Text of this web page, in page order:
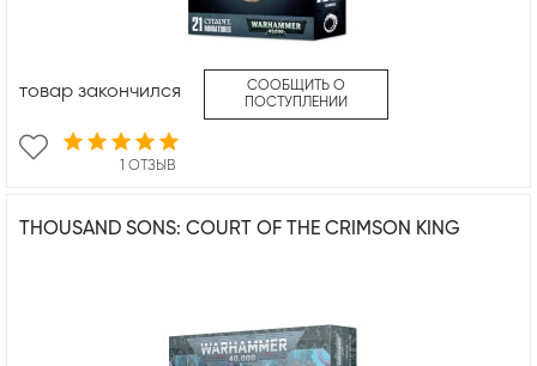
1 ОТЗЫВ
товар закончился
СООБЩИТЬ О
ПОСТУПЛЕНИИ
THOUSAND SONS: COURT OF THE CRIMSON KING